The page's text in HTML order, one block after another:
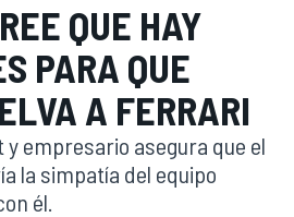
QUE HAY
PARA QUE
A FERRARI
y empresario asegura que el
la simpatía del equipo
él.